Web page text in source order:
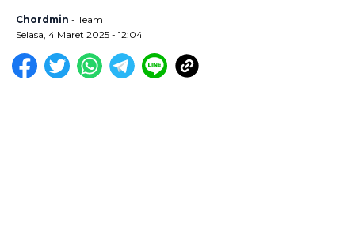
Chordmin - Team
Selasa, 4 Maret 2025 - 12:04